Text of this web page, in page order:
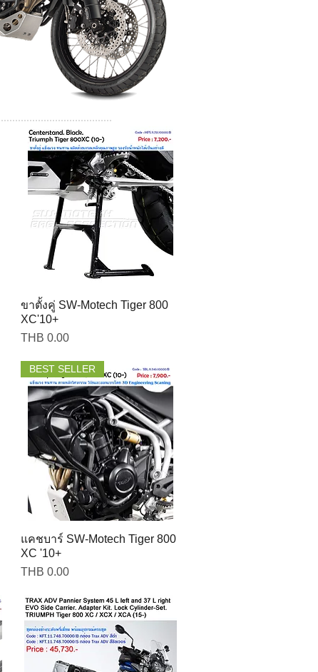
ขาตั้งคู่ SW-Motech Tiger 800
XC'10+
Price
THB 0.00
BEST SELLER
แคชบาร์ SW-Motech Tiger 800
XC '10+
Price
THB 0.00